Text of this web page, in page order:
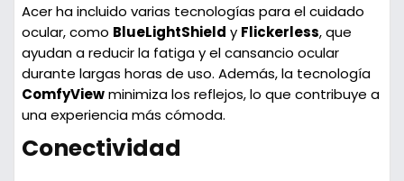
Acer ha incluido varias tecnologías para el cuidado
ocular, como BlueLightShield y Flickerless, que
ayudan a reducir la fatiga y el cansancio ocular
durante largas horas de uso. Además, la tecnología
ComfyViewminimiza los reflejos, lo que contribuye a
una experiencia más cómoda.
Conectividad